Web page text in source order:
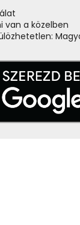
van a közelben